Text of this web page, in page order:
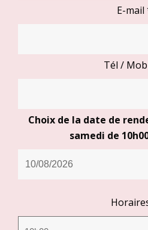
E-mail
Tél /
Choix de la date de
samedi de